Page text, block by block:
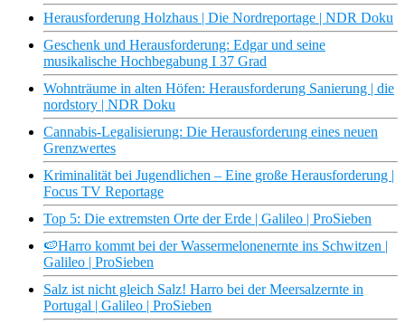
Herausforderung Holzhaus | Die Nordreportage | NDR Doku
Geschenk und Herausforderung: Edgar und seine
musikalische Hochbegabung I 37 Grad
Wohnträume in alten Höfen: Herausforderung Sanierung | die
nordstory | NDR Doku
Cannabis-Legalisierung: Die Herausforderung eines neuen
Grenzwertes
Kriminalität bei Jugendlichen – Eine große Herausforderung |
Focus TV Reportage
Top 5: Die extremsten Orte der Erde | Galileo | ProSieben
🍉Harro kommt bei der Wassermelonenernte ins Schwitzen |
Galileo | ProSieben
Salz ist nicht gleich Salz! Harro bei der Meersalzernte in
Portugal | Galileo | ProSieben